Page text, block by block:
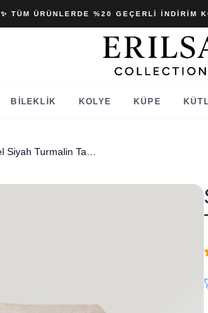
✨ TÜM ÜRÜNLERDE %20 GEÇERLI İNDIRIM
BILEKLIK KOLYE KÜPE